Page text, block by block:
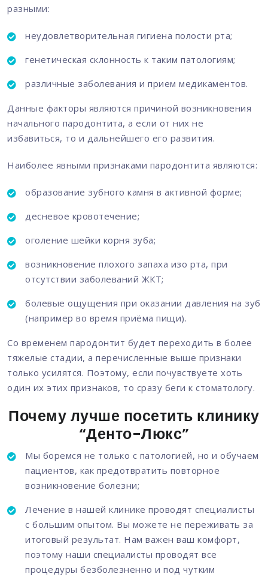
разными:
неудовлетворительная гигиена полости рта;
генетическая склонность к таким патологиям;
различные заболевания и прием медикаментов.
Данные факторы являются причиной возникновения
начального пародонтита, а если от них не
избавиться, то и дальнейшего его развития.
Наиболее явными признаками пародонтита являются:
образование зубного камня в активной форме;
десневое кровотечение;
оголение шейки корня зуба;
возникновение плохого запаха изо рта, при
отсутствии заболеваний ЖКТ;
болевые ощущения при оказании давления на зуб
(например во время приёма пищи).
Со временем пародонтит будет переходить в более
тяжелые стадии, а перечисленные выше признаки
только усилятся. Поэтому, если почувствуете хоть
один их этих признаков, то сразу беги к стоматологу.
Почему лучше посетить клинику
“Денто-Люкс”
Мы боремся не только с патологией, но и обучаем
пациентов, как предотвратить повторное
возникновение болезни;
Лечение в нашей клинике проводят специалисты
с большим опытом. Вы можете не переживать за
итоговый результат. Нам важен ваш комфорт,
поэтому наши специалисты проводят все
процедуры безболезненно и под чутким